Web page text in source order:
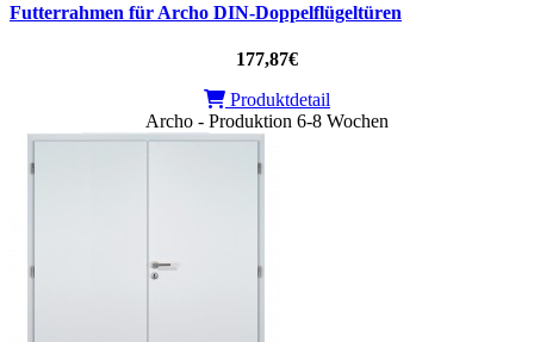
Futterrahmen für Archo DIN-Doppelflügeltüren
177,87€
Produktdetail
Archo - Produktion 6-8 Wochen